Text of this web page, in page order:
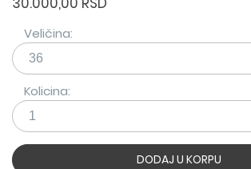
Veličina:
Kolicina:
DODAJ U KORPU